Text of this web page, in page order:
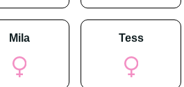
mila tess